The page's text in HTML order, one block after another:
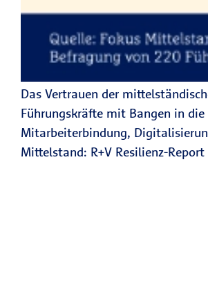
Das Vertrauen der
Führungskräfte mit Bangen in
Mitarbeiterbindung,
Mittelstand: R+V Resilienz-Report